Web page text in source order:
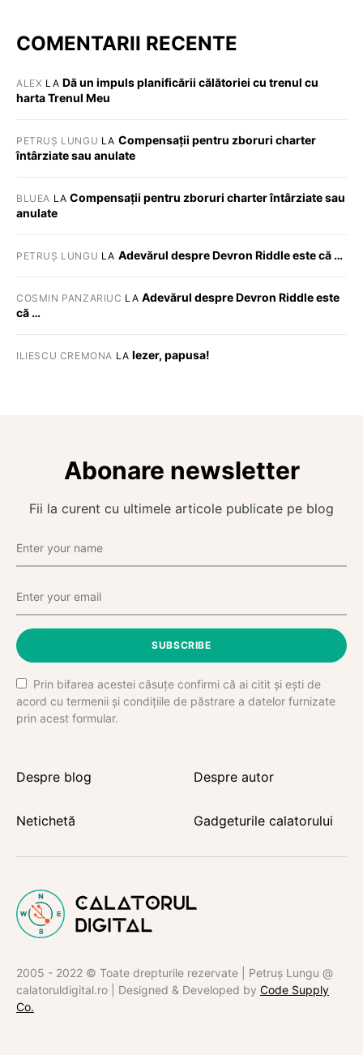
COMENTARII RECENTE
ALEX LA Dă un impuls planificării călătoriei cu trenul cu
harta Trenul Meu
PETRUȘ LUNGU LA Compensații pentru zboruri charter
întârziate sau anulate
BLUEA LACompensații pentru zboruri charter întârziate sau
anulate
PETRUȘ LUNGU LA Adevărul despre Devron Riddle este că …
COSMIN PANZARIUC LA Adevărul despre Devron Riddle este
că …
ILIESCU CREMONA LAIezer, papusa!
Abonare newsletter
Fii la curent cu ultimele articole publicate pe blog
SUBSCRIBE
Prin bifarea acestei căsuțe confirmi că ai citit și ești de
acord cu termenii și condițiile de păstrare a datelor furnizate
prin acest formular.
Despre blog Despre autor
Netichetă Gadgeturile calatorului
2005 - 2022 © Toate drepturile rezervate | Petruș Lungu @
calatoruldigital.ro | Designed & Developed by Code Supply
Co.